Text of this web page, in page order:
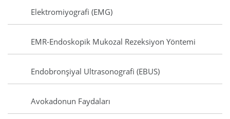
Elektromiyografi (EMG)
EMR-Endoskopik Mukozal Rezeksiyon Yöntemi
Endobronşiyal Ultrasonografi (EBUS)
Avokadonun Faydaları